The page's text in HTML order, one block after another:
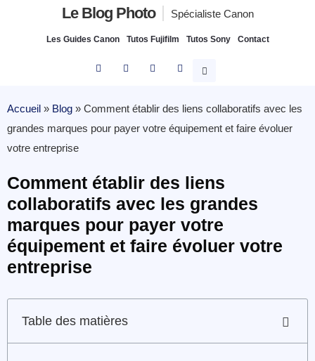
Le Blog Photo Spécialiste Canon
Les Guides Canon Tutos Fujifilm Tutos Sony Contact
Accueil » Blog » Comment établir des liens collaboratifs avec les
grandes marques pour payer votre équipement et faire évoluer
votre entreprise
Comment établir des liens
collaboratifs avec les grandes
marques pour payer votre
équipement et faire évoluer votre
entreprise
Table des matières